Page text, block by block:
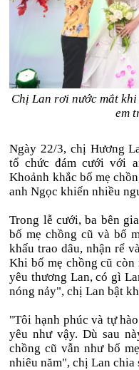
Chị Lan rơi nước mắt
em
Ngày 22/3, chị Hương
tổ chức đám cưới với
Khoảnh khắc bố mẹ
anh Ngọc khiến nhiều
Trong lễ cưới, ba bên
bố mẹ chồng cũ và bố
khấu trao dâu, nhận rể
Khi bố mẹ chồng cũ
yêu thương Lan, có gì
nóng nảy", chị Lan bật
"Tôi hạnh phúc và tự
yêu như vậy. Dù sau
chồng cũ vẫn như bố
nhiêu năm", chị Lan chia